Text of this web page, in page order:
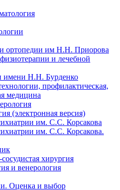
ортопедии им Н.Н. Приорова
и лечебной
имени Н.Н. Бурденко
профилактическая,
медицина
(электронная версия)
им. С.С. Корсакова
им. С.С. Корсакова.
хирургия
и венерология
Оценка и выбор